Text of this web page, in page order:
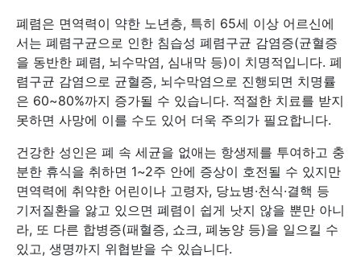
폐렴은 면역력이 약한 노년층, 특히 65세 이상 어르신에
서는 폐렴구균으로 인한 침습성 폐렴구균 감염증(균혈증
을 동반한 폐렴, 뇌수막염, 심내막 등)이 치명적입니다. 폐
렴구균 감염으로 균혈증, 뇌수막염으로 진행되면 치명률
은 60~80%까지 증가될 수 있습니다. 적절한 치료를 받지
못하면 사망에 이를 수도 있어 더욱 주의가 필요합니다.
건강한 성인은 폐 속 세균을 없애는 항생제를 투여하고 충
분한 휴식을 취하면 1~2주 안에 증상이 호전될 수 있지만
면역력에 취약한 어린이나 고령자, 당뇨병·천식·결핵 등
기저질환을 앓고 있으면 폐렴이 쉽게 낫지 않을 뿐만 아니
라, 또 다른 합병증(패혈증, 쇼크, 폐농양 등)을 일으킬 수
있고, 생명까지 위협받을 수 있습니다.